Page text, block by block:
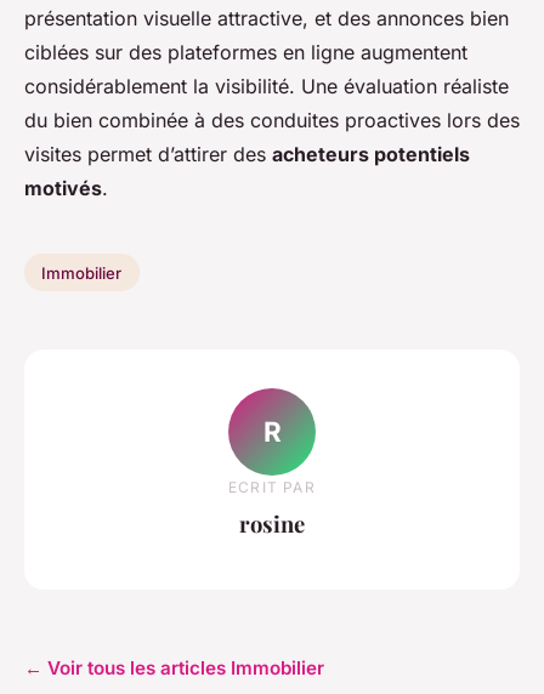
présentation visuelle attractive, et des annonces bien
ciblées sur des plateformes en ligne augmentent
considérablement la visibilité. Une évaluation réaliste
du bien combinée à des conduites proactives lors des
visites permet d’attirer des acheteurs potentiels
motivés.
Immobilier
R
ECRIT PAR
rosine
← Voir tous les articles Immobilier